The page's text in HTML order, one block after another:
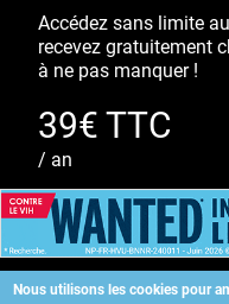
Nous utilisons les cookies pour
Accédez sans limite
recevez gratuitement
à ne pas manquer !
39€ TTC
/ an
S'ABONNER